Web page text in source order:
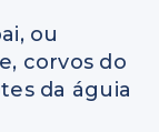
ou
corvos do
da águia